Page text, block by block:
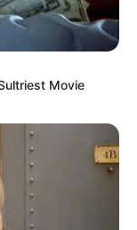
Pursued
Movie